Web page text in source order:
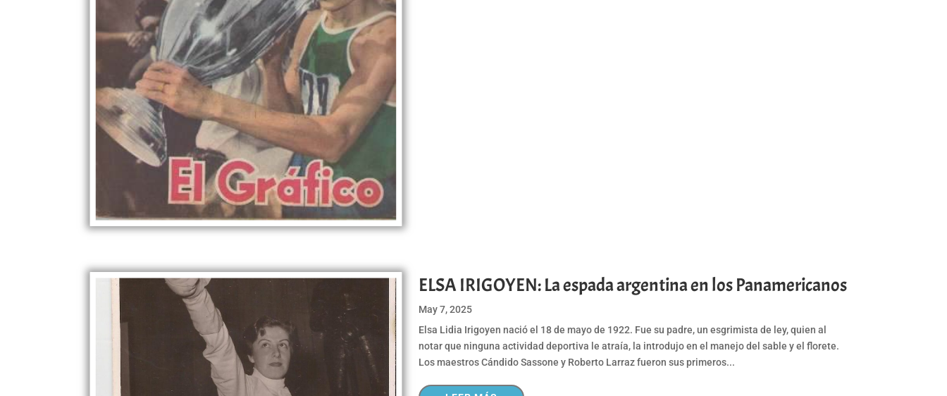
ELSA IRIGOYEN: La espada argentina en los Panamericanos
May 7, 2025
Elsa Lidia Irigoyen nació el 18 de mayo de 1922. Fue su padre, un esgrimista de ley, quien al
notar que ninguna actividad deportiva le atraía, la introdujo en el manejo del sable y el florete.
Los maestros Cándido Sassone y Roberto Larraz fueron sus primeros...